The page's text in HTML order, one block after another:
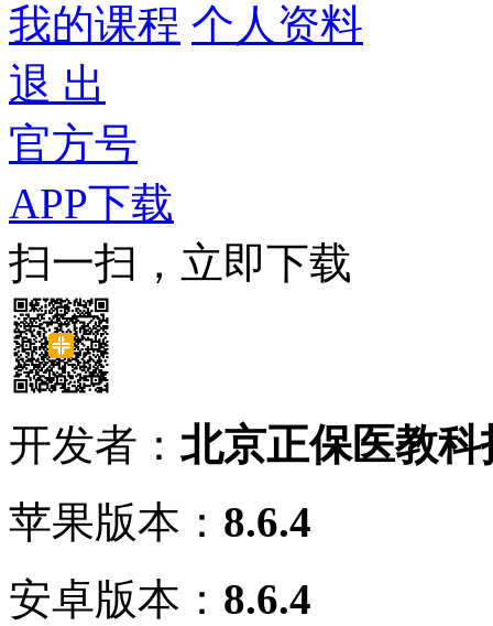
我的课程 个人资料
退 出
官方号
APP下载
扫一扫，立即下载
开发者： 北京正保医教
苹果版本： 8.6.4
安卓版本： 8.6.4